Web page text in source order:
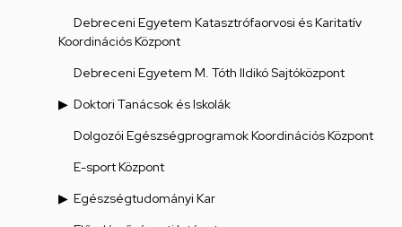
Debreceni Egyetem Katasztrófaorvosi és Karitatív
Koordinációs Központ
Debreceni Egyetem M. Tóth Ildikó Sajtóközpont
Doktori Tanácsok és Iskolák
Dolgozói Egészségprogramok Koordinációs Központ
E-sport Központ
Egészségtudományi Kar